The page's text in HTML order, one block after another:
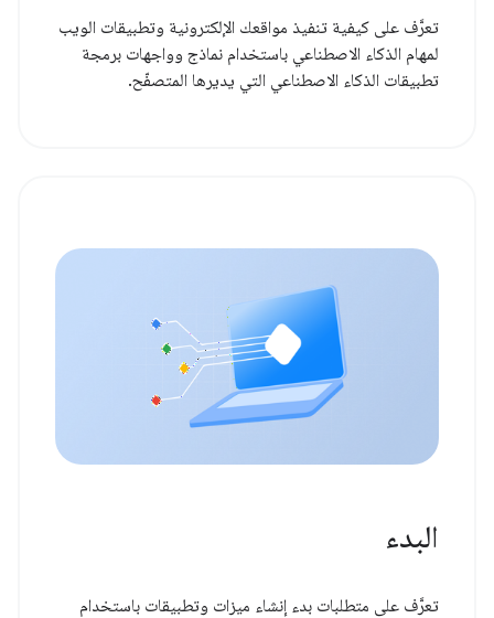
تعرَّف على كيفية تنفيذ مواقعك الإلكترونية وتطبيقات الويب
لمهام الذكاء الاصطناعي باستخدام نماذج وواجهات برمجة
تطبيقات الذكاء الاصطناعي التي يديرها المتصفّح.
البدء
تعرَّف على متطلبات بدء إنشاء ميزات وتطبيقات باستخدام